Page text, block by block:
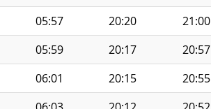
05:57 20:20 21:00
05:59 20:17 20:57
06:01 20:15 20:55